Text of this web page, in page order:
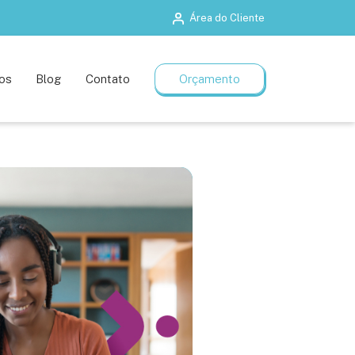
Área do Cliente
Planos flexíveis
Blog Contato Orçamento